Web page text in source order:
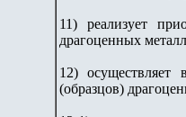
11) реализует
драгоценных
12) осуществляет
(образцов)